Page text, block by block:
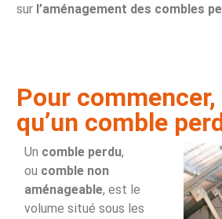
sur l’aménagement des combles
Pour commencer,
qu’un comble
Un comble perdu,
ou comble non
aménageable, est le
volume situé sous les